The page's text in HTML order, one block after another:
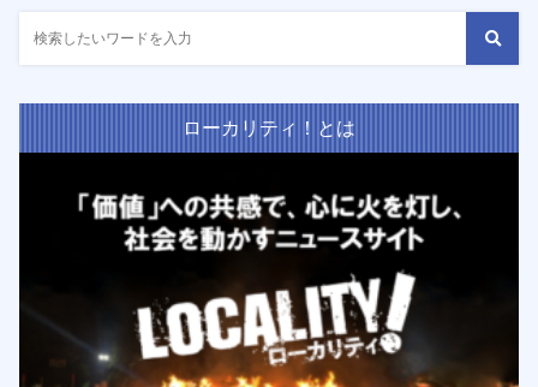
ローカリティ！とは